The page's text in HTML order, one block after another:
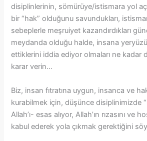
disiplinlerinin, sömürüye/istismara yol
bir “hak” olduğunu savundukları,
sebeplerle meşruiyet kazandırdıkları
meydanda olduğu halde, insana
ettiklerini iddia ediyor olmaları ne kadar
karar verin…
Biz, insan fıtratına uygun, insanca ve
kurabilmek için, düşünce disiplinimizde
Allah’ı- esas alıyor, Allah’ın rızasını ve
kabul ederek yola çıkmak gerektiğini